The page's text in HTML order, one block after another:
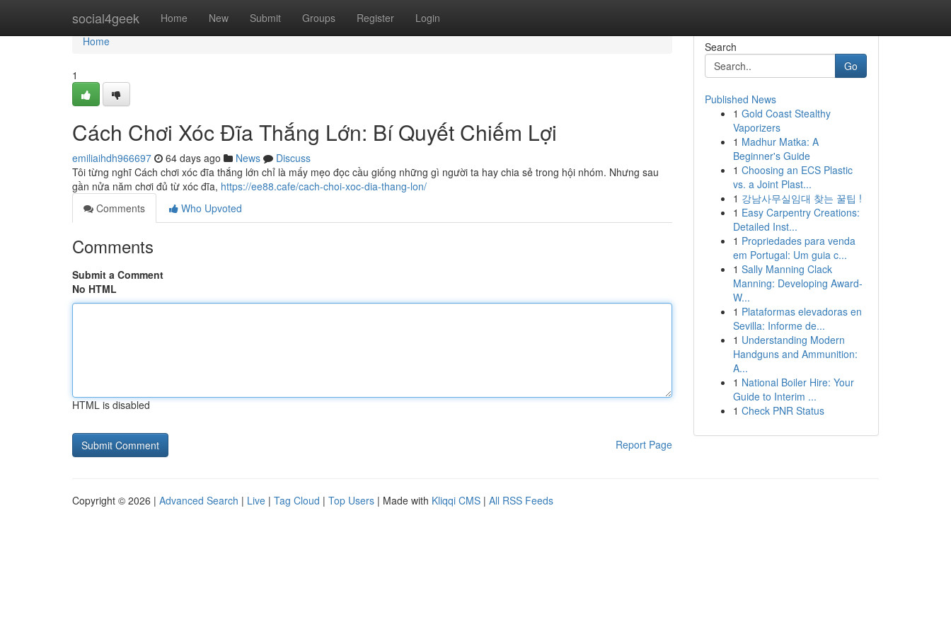
social4geek Home New Submit Groups Register Login
Home
Home
1
Cách Chơi Xóc Đĩa Thắng Lớn: Bí Quyết Chiếm Lợi
emiliaihdh966697 64 days ago News
Discuss
Tôi từng nghĩ Cách chơi xóc đĩa thắng lớn chỉ là mấy mẹo đọc cầu giống những gì người ta hay chia sẻ trong hội nhóm. Nhưng sau
gần nửa năm chơi đủ từ xóc đĩa, https://ee88.cafe/cach-choi-xoc-dia-thang-lon/
Comments
Who Upvoted
Comments
Submit a Comment
No HTML
HTML is disabled
Report Page
Search
Go
Published News
1 Gold Coast Stealthy
Vaporizers
1 Madhur Matka: A
Beginner's Guide
1 Choosing an ECS Plastic
vs. a Joint Plast...
1 강남사무실임대 찾는 꿀팁 !
1 Easy Carpentry Creations:
Detailed Inst...
1 Propriedades para venda
em Portugal: Um guia c...
1 Sally Manning Clack
Manning: Developing Award-
W...
1 Plataformas elevadoras en
Sevilla: Informe de...
1 Understanding Modern
Handguns and Ammunition:
A...
1 National Boiler Hire: Your
Guide to Interim ...
1 Check PNR Status
Copyright © 2026 | Advanced Search | Live | Tag Cloud | Top Users | Made with Kliqqi CMS | All RSS Feeds